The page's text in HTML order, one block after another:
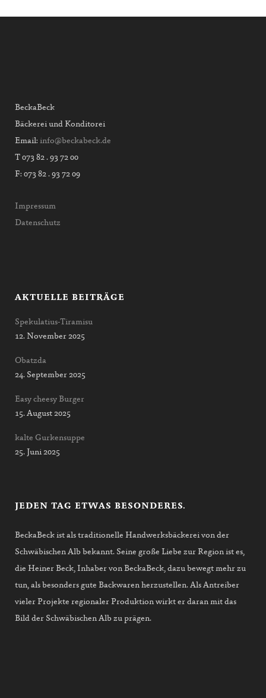
BeckaBeck
Bäckerei und Konditorei
Email: info@beckabeck.de
T 073 82 . 93 72 00
F: 073 82 . 93 72 09
Impressum
Datenschutz
AKTUELLE BEITRÄGE
Spekulatius-Tiramisu
12. November 2025
Obatzda
24. September 2025
Easy cheesy Burger
15. August 2025
kalte Gurkensuppe
25. Juni 2025
JEDEN TAG ETWAS BESONDERES.
BeckaBeck ist als traditionelle Handwerksbäckerei von der
Schwäbischen Alb bekannt. Seine große Liebe zur Region ist es,
die Heiner Beck, Inhaber von BeckaBeck, dazu bewegt mehr zu
tun, als besonders gute Backwaren herzustellen. Als Antreiber
vieler Projekte regionaler Produktion wirkt er daran mit das
Bild der Schwäbischen Alb zu prägen.